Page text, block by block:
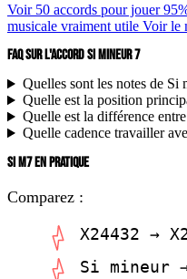
Voir 50 accords pour jouer
musicale vraiment utile Voir le
FAQ SUR L'ACCORD SI MINEUR 7
Quelles sont les notes de Si
Quelle est la position
Quelle est la différence
Quelle cadence travailler
SI M7 EN PRATIQUE
Comparez :
X24432 →
Si mineur